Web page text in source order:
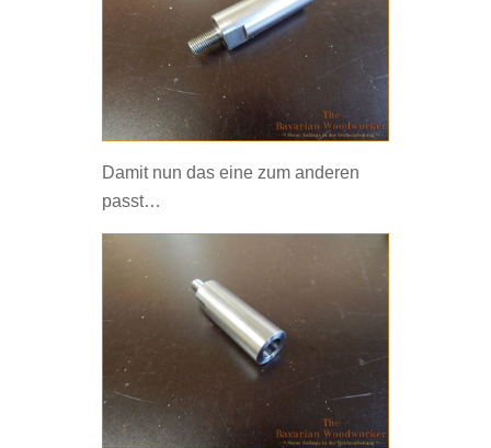
Damit nun das eine zum anderen
passt…